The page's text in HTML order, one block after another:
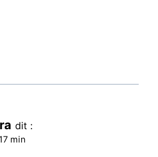
dit :
min